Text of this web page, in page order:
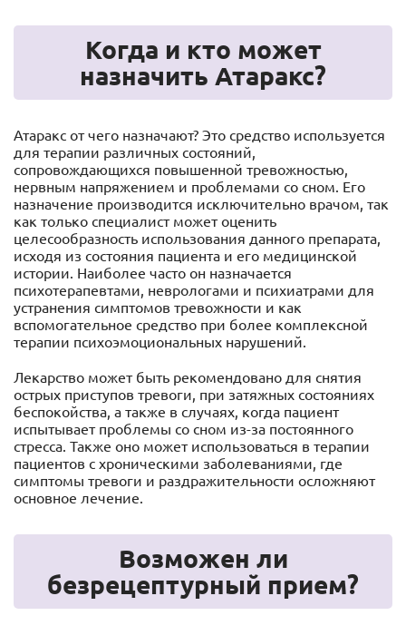
Когда и кто может
назначить Атаракс?
Атаракс от чего назначают? Это средство используется
для терапии различных состояний,
сопровождающихся повышенной тревожностью,
нервным напряжением и проблемами со сном. Его
назначение производится исключительно врачом, так
как только специалист может оценить
целесообразность использования данного препарата,
исходя из состояния пациента и его медицинской
истории. Наиболее часто он назначается
психотерапевтами, неврологами и психиатрами для
устранения симптомов тревожности и как
вспомогательное средство при более комплексной
терапии психоэмоциональных нарушений.
Лекарство может быть рекомендовано для снятия
острых приступов тревоги, при затяжных состояниях
беспокойства, а также в случаях, когда пациент
испытывает проблемы со сном из-за постоянного
стресса. Также оно может использоваться в терапии
пациентов с хроническими заболеваниями, где
симптомы тревоги и раздражительности осложняют
основное лечение.
Возможен ли
безрецептурный прием?